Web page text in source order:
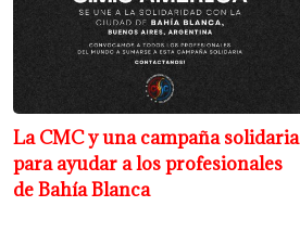
La CMC y una campaña solidaria
para ayudar a los profesionales
de Bahía Blanca